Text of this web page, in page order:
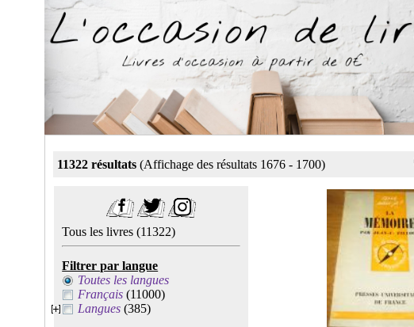
11322 résultats (Affichage des résultats 1676 - 1700)
Tous les livres(11322)
Filtrer par langue
Toutes les langues
Français (11000)
Langues (385)